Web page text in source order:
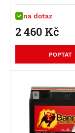
na dotaz
2 460 Kč
POPTAT